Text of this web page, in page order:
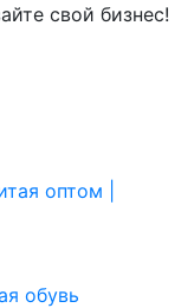
свой бизнес!
обувь